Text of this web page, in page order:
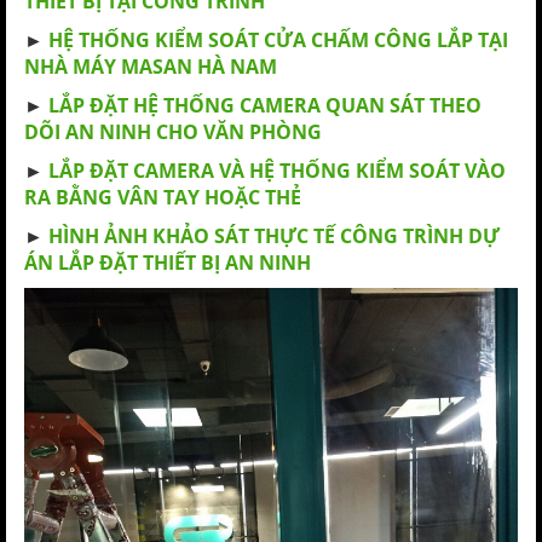
► HỆ THỐNG KIỂM SOÁT CỬA CHẤM CÔNG LẮP TẠI
NHÀ MÁY MASAN HÀ NAM
► LẮP ĐẶT HỆ THỐNG CAMERA QUAN SÁT THEO
DÕI AN NINH CHO VĂN PHÒNG
► LẮP ĐẶT CAMERA VÀ HỆ THỐNG KIỂM SOÁT VÀO
RA BẰNG VÂN TAY HOẶC THẺ
► HÌNH ẢNH KHẢO SÁT THỰC TẾ CÔNG TRÌNH DỰ
ÁN LẮP ĐẶT THIẾT BỊ AN NINH